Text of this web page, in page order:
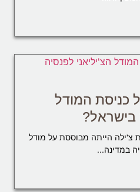
כניסת המודל
בישראל?
ה-70, כלכלת צ'ילה הייתה מבוססת על מודל
במדינה...